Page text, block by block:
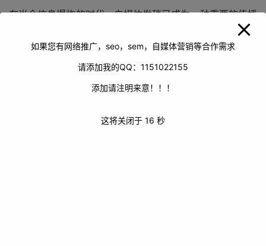
在当今信息爆炸的时代，自媒体发稿已成为一种重要的传播
方式。它不仅为个人和企业提供了一个展示自我、推广产品
或服务的平台，也在一定程度上影响着社会舆论和公众认
知。本文将深入探讨自媒体发稿的重要性、技巧以及面临的
如果您有网络推广，seo，sem，自媒体营销等合作需求
请添加我的QQ：1151022155
添加请注明来意！！！
这将关闭于 16 秒